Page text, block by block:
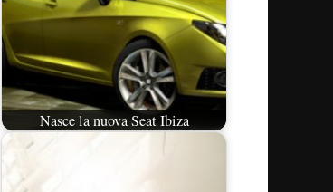
Nasce la nuova Seat Ibiza